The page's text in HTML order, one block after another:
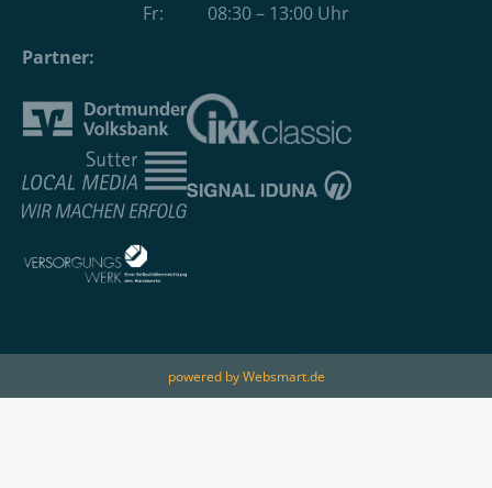
Fr: 08:30 – 13:00 Uhr
Partner:
powered by Websmart.de